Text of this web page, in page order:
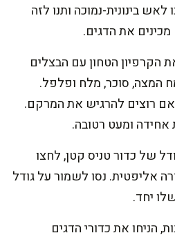
לאש בינונית-נמוכה ותנו לזה
את הדגים.
הקרפיון הטחון עם הבצלים
המצה, סוכר, מלח ופלפל.
רוצים להרגיש את המרקם.
אחידה ומעט רטובה.
של כדור טניס קטן, לחצו
אליפטית. נסו לשמור על גודל
יחד.
הניחו את כדורי הדגים